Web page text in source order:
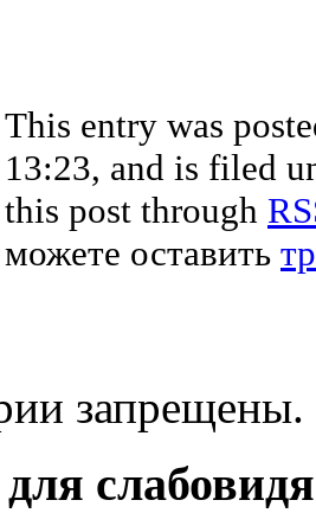
This entry was
13:23, and is filed
this post through
можете оставить
запрещены.